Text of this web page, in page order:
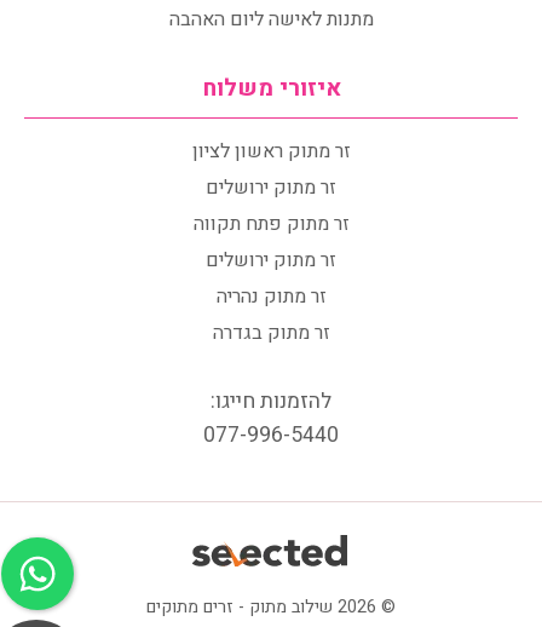
מתנות לאישה ליום האהבה
איזורי משלוח
זר מתוק ראשון לציון
זר מתוק ירושלים
זר מתוק פתח תקווה
זר מתוק ירושלים
זר מתוק נהריה
זר מתוק בגדרה
להזמנות חייגו:
077-996-5440
© 2026 שילוב מתוק - זרים מתוקים